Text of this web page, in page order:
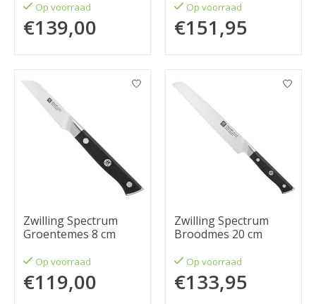
Op voorraad
€139,00
Op voorraad
€151,95
Zwilling Spectrum
Groentemes 8 cm
Op voorraad
€119,00
Zwilling Spectrum
Broodmes 20 cm
Op voorraad
€133,95